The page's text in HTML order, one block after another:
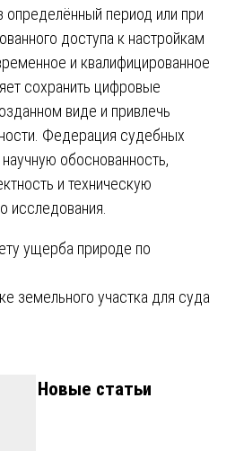
период или при
доступа к настройкам
и квалифицированное
сохранить цифровые
виде и привлечь
Федерация судебных
обоснованность,
и техническую
исследования.
ущерба природе по
земельного участка для суда
Новые статьи